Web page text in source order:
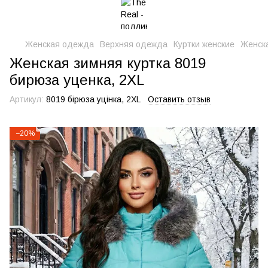
Женская одежда Верхняя одежда Куртки женские
Женская зимняя куртка 8019
бирюза уценка, 2XL
Артикул: 8019 бірюза уцінка, 2XL Оставить отзыв
−20%